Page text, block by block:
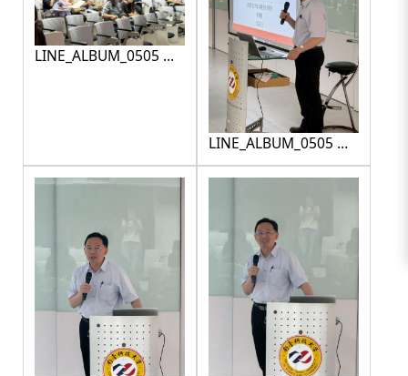
LINE_ALBUM_0505 公
LINE_ALBUM_0505 公
文寫作研習_260507_3